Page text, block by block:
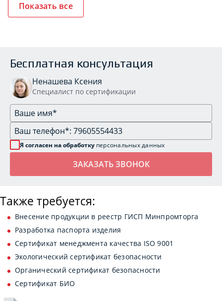
Показать все
Бесплатная консультация
Ненашева Ксения
Специалист по сертификации
Я согласен на обработку персональных данных
Также требуется:
Внесение продукции в реестр ГИСП Минпромторга
Разработка паспорта изделия
Сертификат менеджмента качества ISO 9001
Экологический сертификат безопасности
Органический сертификат безопасности
Сертификат БИО